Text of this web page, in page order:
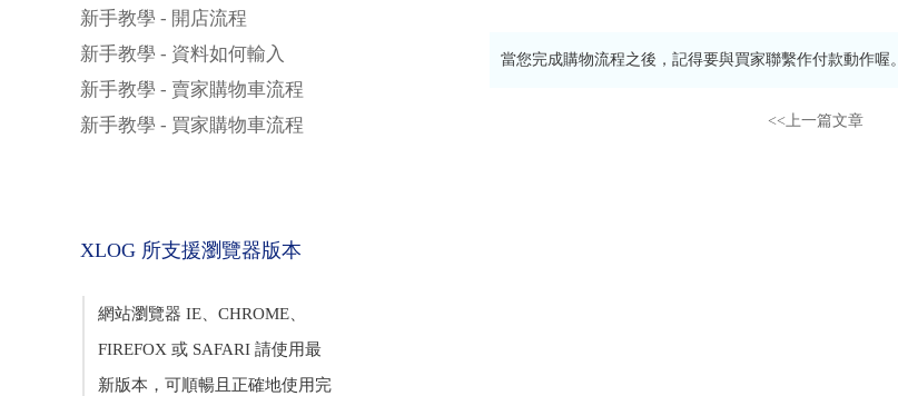
新手教學 - 開店流程
新手教學 - 資料如何輸入
新手教學 - 賣家購物車流程
新手教學 - 買家購物車流程
XLOG 所支援瀏覽器版本
網站瀏覽器 IE、CHROME、
FIREFOX 或 SAFARI 請使用最
新版本，可順暢且正確地使用完
當您完成購物流程之後，記得要與買家聯繫作付款動作喔。
<<上一篇文章